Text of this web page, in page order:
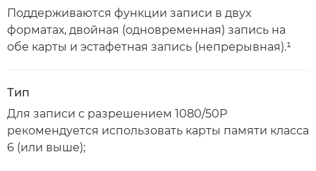
Поддерживаются функции записи в двух
форматах, двойная (одновременная) запись на
обе карты и эстафетная запись (непрерывная).¹
Тип
Для записи с разрешением 1080/50P
рекомендуется использовать карты памяти класса
6 (или выше);